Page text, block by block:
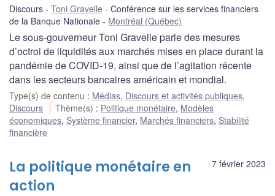
Discours Toni Gravelle
Conférence sur les services financiers
de la Banque Nationale
Montréal (Québec)
Le sous-gouverneur Toni Gravelle parle des mesures
d’octroi de liquidités aux marchés mises en place durant la
pandémie de COVID-19, ainsi que de l’agitation récente
dans les secteurs bancaires américain et mondial.
Type(s) de contenu : Médias, Discours et activités publiques,
Discours
Thème(s) : Politique monétaire, Modèles
économiques, Système financier, Marchés financiers, Stabilité
financière
7 février 2023
La politique monétaire en
action